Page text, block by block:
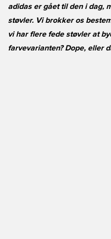
adidas er gået til den i dag,
støvler. Vi brokker os
vi har flere fede støvler at
farvevarianten? Dope, eller